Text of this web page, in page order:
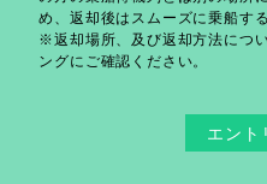
め、返却後はスムーズに乗船す
※返却場所、及び返却方法につ
ングにご確認ください。
エント